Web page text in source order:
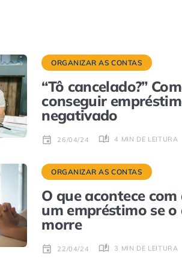
ORGANIZAR AS CONTAS
“Tô cancelado?”
conseguir
negativado
26/04/24 4 MIN DE LEITURA
ORGANIZAR AS CONTAS
O que acontece
um empréstimo se o
morre
22/04/24 3 MIN DE LEITURA